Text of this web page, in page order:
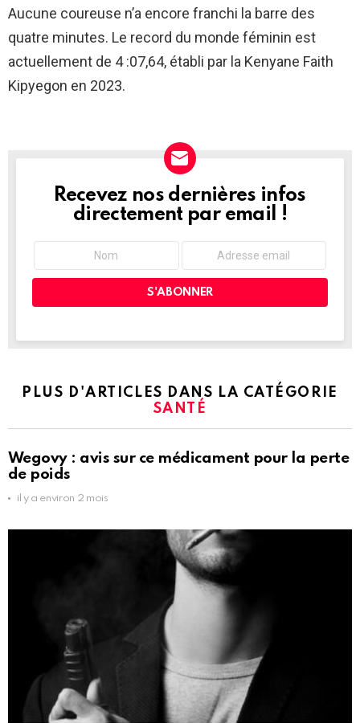
Aucune coureuse n’a encore franchi la barre des
quatre minutes. Le record du monde féminin est
actuellement de 4 :07,64, établi par la Kenyane Faith
Kipyegon en 2023.
NEWSLETTER
Recevez nos dernières infos
directement par email !
PLUS D'ARTICLES DANS LA CATÉGORIE
SANTÉ
Wegovy : avis sur ce médicament pour la perte
de poids
il y a environ 2 mois